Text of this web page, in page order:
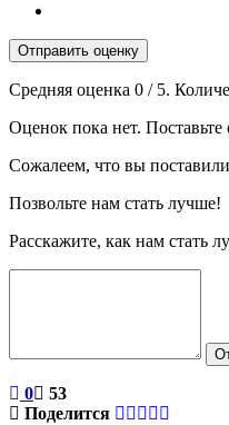
Отправить оценку
Средняя оценка 0 / 5.
Оценок пока нет.
Сожалеем, что вы
Позвольте нам стать лучше!
Расскажите, как нам стать
0
53
Поделится